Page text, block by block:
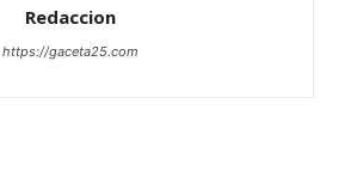
Redaccion
https://gaceta25.com